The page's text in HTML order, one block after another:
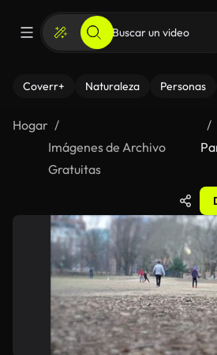
Coverr+ Naturaleza Personas
Hogar
Imágenes de Archivo
Gratuitas